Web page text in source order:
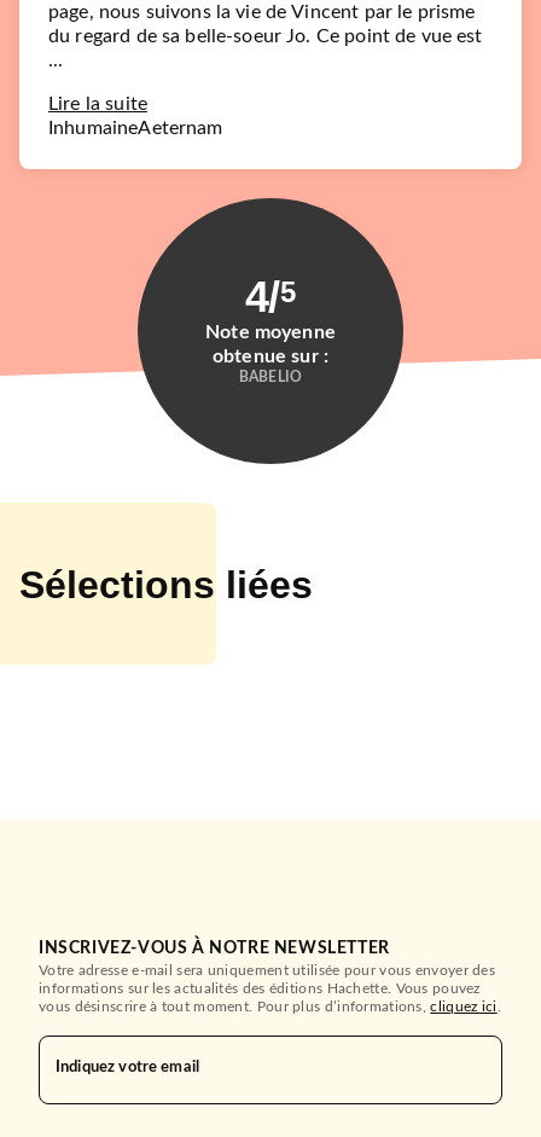
HISTOIRE DE L'ART ET ART MAJEURS
Histoires de l'art en BD
page, nous suivons la vie de Vincent par le prisme
du regard de sa belle-soeur Jo. Ce point de vue est
...
Lire la suite
InhumaineAeternam
4/5
Note moyenne
obtenue sur :
BABELIO
Sélections liées
INSCRIVEZ-VOUS À NOTRE NEWSLETTER
Votre adresse e-mail sera uniquement utilisée pour vous envoyer des
informations sur les actualités des éditions Hachette. Vous pouvez
vous désinscrire à tout moment. Pour plus d’informations,cliquez ici
Indiquez votre email